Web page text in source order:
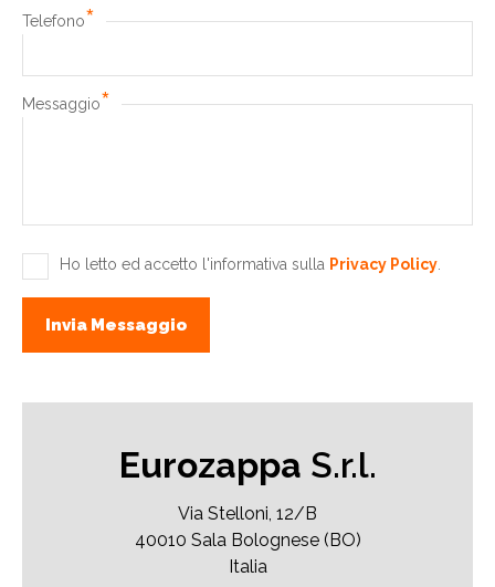
Telefono*
Messaggio*
Ho letto ed accetto l'informativa sulla Privacy Policy.
Eurozappa S.r.l.
Via Stelloni, 12/B
40010 Sala Bolognese (BO)
Italia